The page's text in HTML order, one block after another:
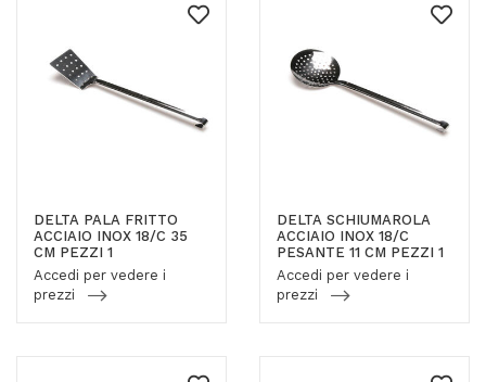
DELTA PALA FRITTO
ACCIAIO INOX 18/C 35
CM PEZZI 1
Accedi per vedere i
prezzi
DELTA SCHIUMAROLA
ACCIAIO INOX 18/C
PESANTE 11 CM PEZZI 1
Accedi per vedere i
prezzi